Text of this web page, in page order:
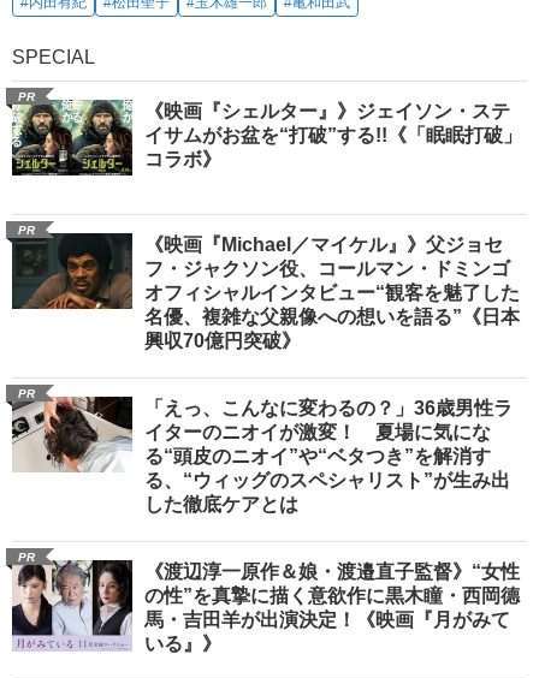
SPECIAL
PR
《映画『シェルター』》ジェイソン・ステ
イサムがお盆を“打破”する!!《「眠眠打破」
コラボ》
PR
《映画『Michael／マイケル』》父ジョセ
フ・ジャクソン役、コールマン・ドミンゴ
オフィシャルインタビュー“観客を魅了した
名優、複雑な父親像への想いを語る”《日本
興収70億円突破》
PR
「えっ、こんなに変わるの？」36歳男性ラ
イターのニオイが激変！ 夏場に気にな
る“頭皮のニオイ”や“ベタつき”を解消す
る、“ウィッグのスペシャリスト”が生み出
した徹底ケアとは
PR
《渡辺淳一原作＆娘・渡邉直子監督》“女性
の性”を真摯に描く意欲作に黒木瞳・西岡德
馬・吉田羊が出演決定！《映画『月がみて
いる』》